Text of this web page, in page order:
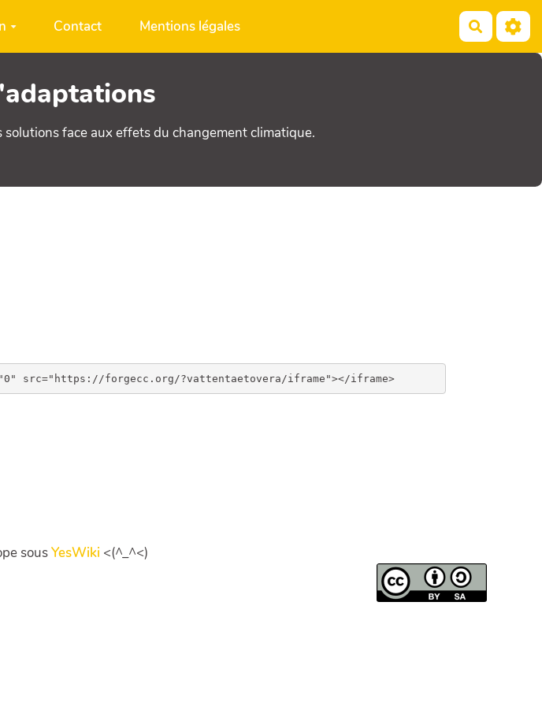
Contact Mentions légales
face aux effets du changement climatique.
<iframe class="auto-resize" width="100%" scroll="no" frameborder="0" src="https://forgecc.org/?vattentaetovera/iframe"></iframe>
sousYesWiki <(^_^<)